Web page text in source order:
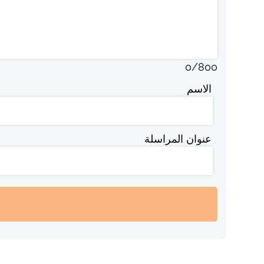
0/800
الاسم
عنوان المراسلة